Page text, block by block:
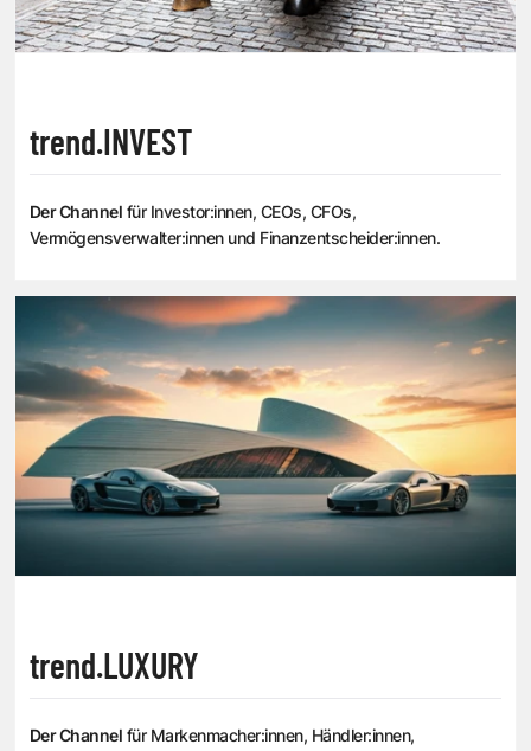
trend.INVEST
Der Channel für Investor:innen, CEOs, CFOs,
Vermögensverwalter:innen und Finanzentscheider:innen.
trend.LUXURY
Der Channel für Markenmacher:innen, Händler:innen,